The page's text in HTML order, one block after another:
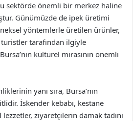
sektörde önemli bir merkez haline
Günümüzde de ipek üretimi
yöntemlerle üretilen ürünler,
tarafından ilgiyle
kültürel mirasının önemli
yanı sıra, Bursa’nın
İskender kebabı, kestane
ziyaretçilerin damak tadını